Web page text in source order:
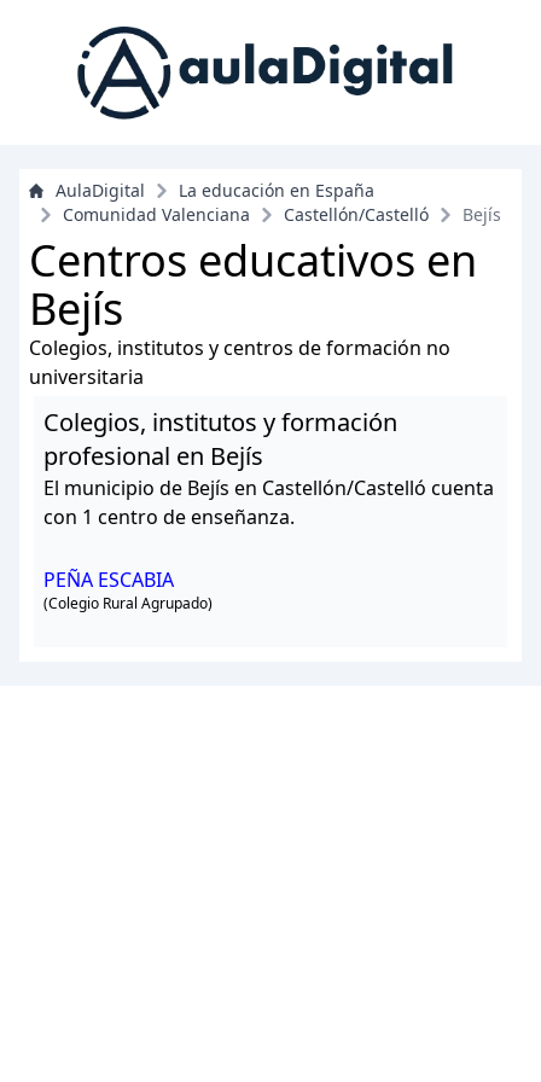
AulaDigital
La educación en España
Comunidad Valenciana
Castellón/Castelló Bejís
Centros educativos en
Bejís
Colegios, institutos y centros de formación no
universitaria
Colegios, institutos y formación
profesional en Bejís
El municipio de Bejís en Castellón/Castelló cuenta
con 1 centro de enseñanza.
PEÑA ESCABIA
(Colegio Rural Agrupado)